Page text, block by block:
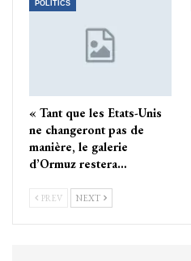
POLITICS
« Tant que les Etats-Unis
ne changeront pas de
manière, le galerie
d’Ormuz restera…
PREV NEXT